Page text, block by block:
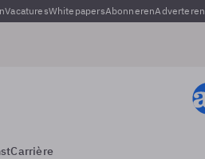
VacaturesWhitepapersAbonnerenAdverteren
Carrière